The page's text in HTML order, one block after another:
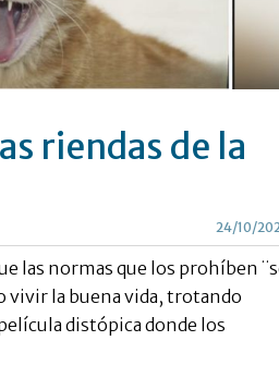
riendas de la
24/10/
las normas que los prohíben
vivir la buena vida, trotando
distópica donde los